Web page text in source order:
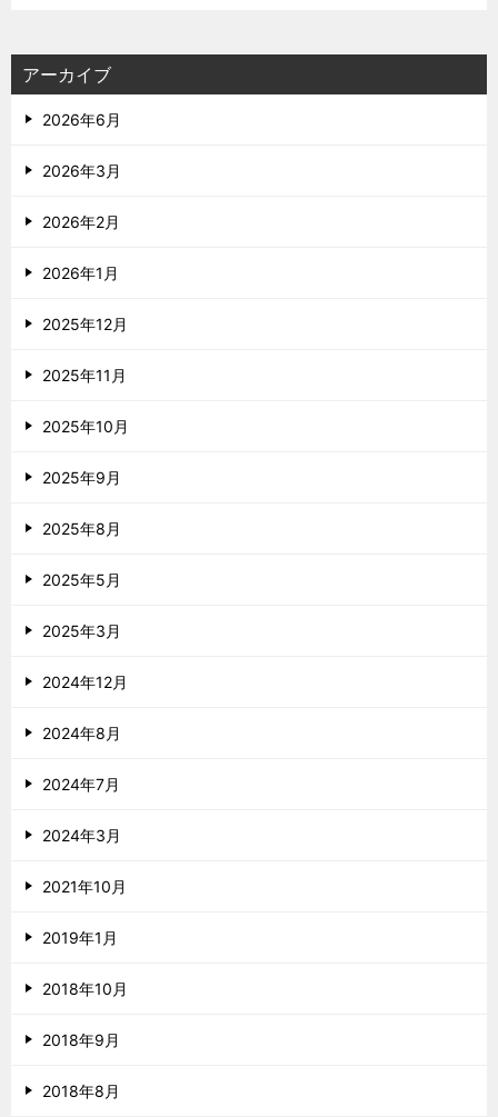
アーカイブ
2026年6月
2026年3月
2026年2月
2026年1月
2025年12月
2025年11月
2025年10月
2025年9月
2025年8月
2025年5月
2025年3月
2024年12月
2024年8月
2024年7月
2024年3月
2021年10月
2019年1月
2018年10月
2018年9月
2018年8月